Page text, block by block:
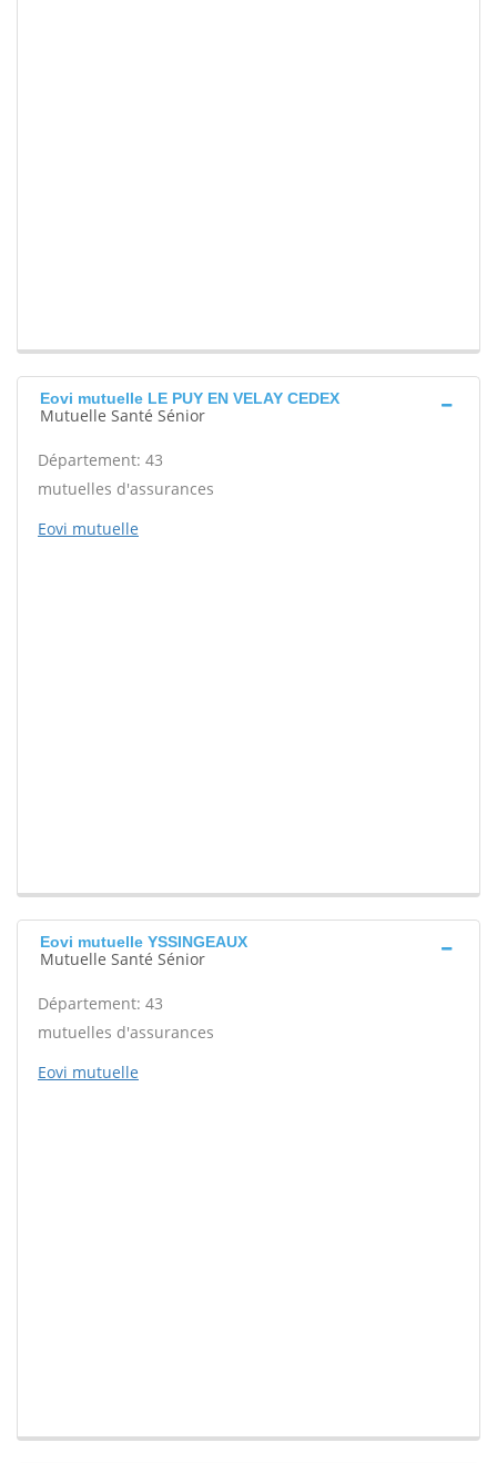
Eovi mutuelle LE PUY EN VELAY CEDEX
Mutuelle Santé Sénior
Département: 43
mutuelles d'assurances
Eovi mutuelle
Eovi mutuelle YSSINGEAUX
Mutuelle Santé Sénior
Département: 43
mutuelles d'assurances
Eovi mutuelle